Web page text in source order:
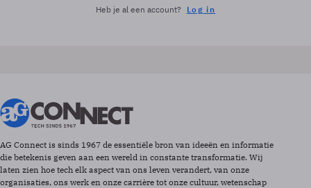
Heb je al een account? Log in
AG Connect is sinds 1967 de essentiële bron van ideeën en informatie
die betekenis geven aan een wereld in constante transformatie. Wij
laten zien hoe tech elk aspect van ons leven verandert, van onze
organisaties, ons werk en onze carrière tot onze cultuur, wetenschap